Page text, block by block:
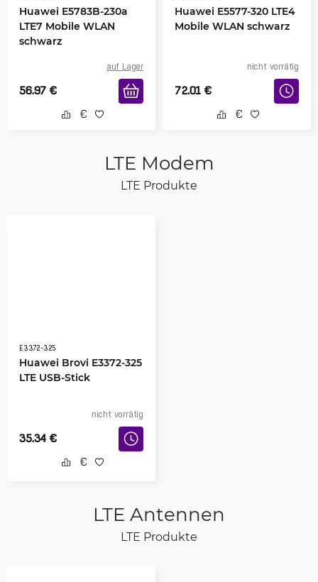
Huawei E5783B-230a
LTE7 Mobile WLAN
schwarz
auf Lager
56.97 €
Huawei E5577-320 LTE4
Mobile WLAN schwarz
nicht vorrätig
72.01 €
LTE Modem
LTE Produkte
E3372-325
Huawei Brovi E3372-325
LTE USB-Stick
nicht vorrätig
35.34 €
LTE Antennen
LTE Produkte